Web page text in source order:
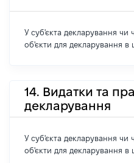
У суб'єкта декларування чи
об'єкти для декларування в
14. Видатки та
декларування
У суб'єкта декларування чи
об'єкти для декларування в